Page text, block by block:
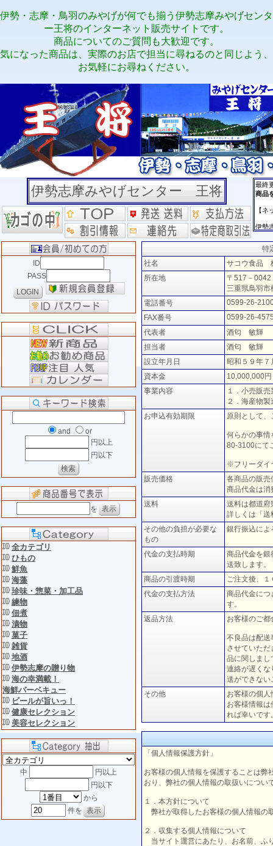
伊勢・志摩・鳥羽のみやげが何でも揃う伊勢志摩みやげセンタ
ー王将のインターネット販売サイトです。
商品についてのご質問も大歓迎です。
気になった商品は、実際のお店で担当に尋ねるのと同じよう、
お気軽にお尋ねください。
伊勢志摩みやげセンター 王将
ID
PASS
and
or
円以上
円以下
を
全カテゴリ
ひもの
鮮魚
海藻
珍味・惣菜・加工品
練物
佃煮
漬物
菓子
雑貨
地酒
伊勢志摩の贈り物
海の幸満載！
海鮮バーベキュー
ビールが旨いっ！
健康セレクション
美容セレクション
中
円以上
円以下
から
件を
特
社名
サコウ食品
所在地
〒517－0042
三重県鳥羽市
電話番号
0599-26-
FAX番号
0599-26-
代表者
酒匂 敏輝
担当者
酒匂 敏輝
設立年月日
昭和５９年
資本金
10,000,000円
事業内容
１．小売販
２．海産物
お申込有効期限
原則として
何らかの事情
80-3100にて
※フリーダイ
販売価格
各商品の販売
商品代金は消
送料
送料は都道府
詳しくは「送
その他の負担が必要な
もの
銀行振込によ
代金の支払時期
商品代金を銀
送致します。
商品の引渡時期
ご注文後、
代金の支払方法
商品代金につ
す。
返品方法
お客様のご
不良品は配送
させていた
品に関しまし
連絡が遅くな
送ができない
その他
お客様の個
お客様情報
れば幸いです
「個人情報保護方針」
お客様の個人情報を保護することは弊
おり、弊社の個人情報の取扱いについ
１．本方針について
弊社が取得したお客様の個人情報の
２．収集する個人情報について
当サイト運営にあたり、お名前、ふ